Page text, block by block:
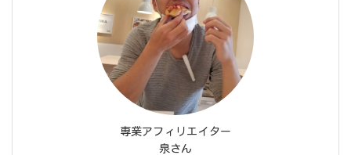
専業アフィリエイター
泉さん